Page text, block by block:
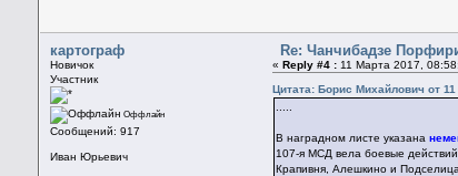
картограф
Новичок
Участник
Оффлайн
Сообщений: 917
Иван Юрьевич
Re: Чанчибадзе
«Reply #4 : 11 Марта 2017,
Цитата: Борис Михайлович от
В наградном листе указана
107-я МСД вела боевые
Крапивня, Алешкино и Подселица.